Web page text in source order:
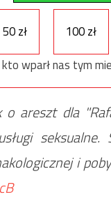
50 zł 100 zł
wparł nas tym
o areszt dla
seksualne.
i